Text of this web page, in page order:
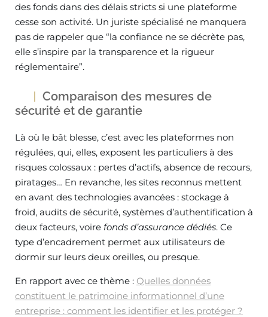
des fonds dans des délais stricts si une plateforme
cesse son activité. Un juriste spécialisé ne manquera
pas de rappeler que “la confiance ne se décrète pas,
elle s’inspire par la transparence et la rigueur
réglementaire”.
Comparaison des mesures de
sécurité et de garantie
Là où le bât blesse, c’est avec les plateformes non
régulées, qui, elles, exposent les particuliers à des
risques colossaux : pertes d’actifs, absence de recours,
piratages… En revanche, les sites reconnus mettent
en avant des technologies avancées : stockage à
froid, audits de sécurité, systèmes d’authentification à
deux facteurs, voire fonds d’assurance dédiés. Ce
type d’encadrement permet aux utilisateurs de
dormir sur leurs deux oreilles, ou presque.
En rapport avec ce thème : Quelles données
constituent le patrimoine informationnel d’une
entreprise : comment les identifier et les protéger ?